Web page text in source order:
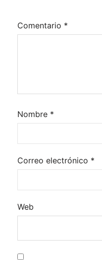
Comentario *
Nombre *
Correo electrónico *
Web